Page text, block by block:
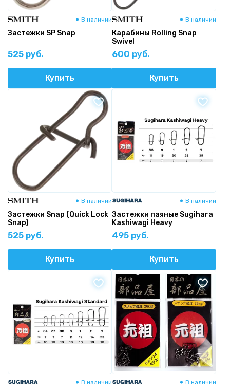
В наличии
Застежки SP Snap
525 руб.
Купить
В наличии
Карабины Rolling Snap
Swivel
600 руб.
Купить
В наличии
Застежки Snap (Quick Lock
Snap)
525 руб.
Купить
В наличии
Застежки паяные Sugihara
Kashiwagi Heavy
495 руб.
Купить
В наличии В наличии